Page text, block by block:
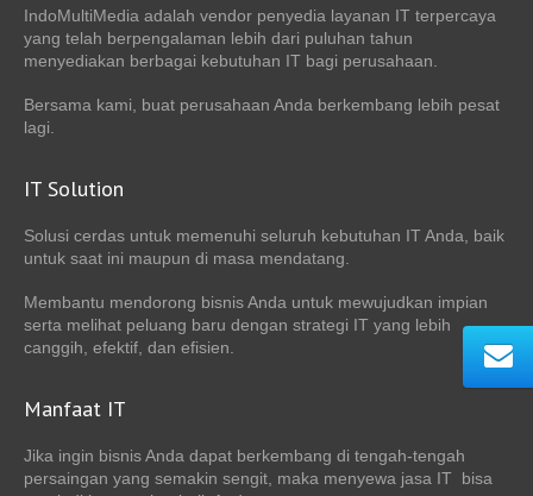
IndoMultiMedia adalah vendor penyedia layanan IT terpercaya
yang telah berpengalaman lebih dari puluhan tahun
menyediakan berbagai kebutuhan IT bagi perusahaan.
Bersama kami, buat perusahaan Anda berkembang lebih pesat
lagi.
IT Solution
Solusi cerdas untuk memenuhi seluruh kebutuhan IT Anda, baik
untuk saat ini maupun di masa mendatang.
Membantu mendorong bisnis Anda untuk mewujudkan impian
serta melihat peluang baru dengan strategi IT yang lebih
canggih, efektif, dan efisien.
Manfaat IT
Jika ingin bisnis Anda dapat berkembang di tengah-tengah
persaingan yang semakin sengit, maka menyewa jasa IT bisa